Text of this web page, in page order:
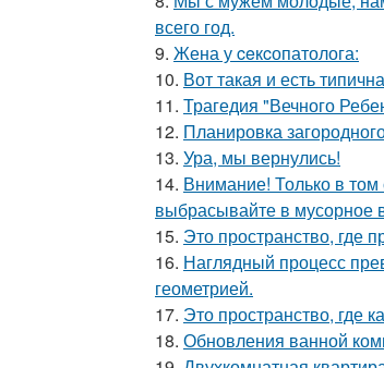
всего год.
9. Жена у ceкcопатолога:
10. Вот такая и есть
11. Трагедия "Вечного
12. Планировка
13. Ура, мы вернулись!
14. Внимание! Только в
выбрасывайте в мусорное
15. Это пространство, где
16. Наглядный процесс
геометрией.
17. Это пространство, где
18. Обновления ванной